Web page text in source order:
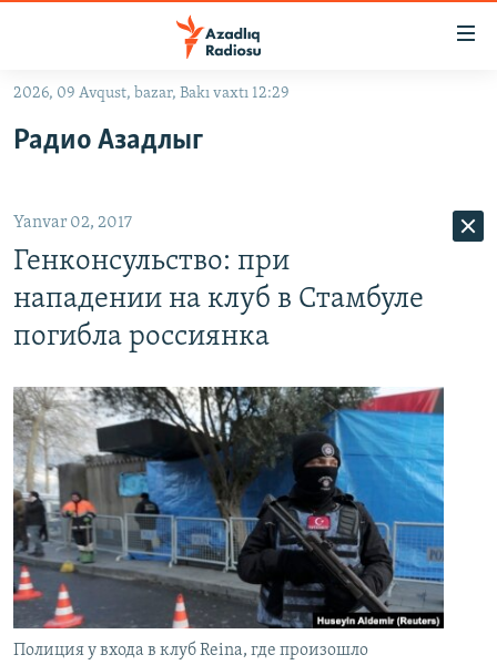
Əsas
qayıt
qayıt
Axtarışa
#İZAHLA
QANUNI DOĞRU
MULTIMEDIA
VIDEO
FOTOQALEREYA
İNFOQRAFIKA
KARIKATURA
RADIO ARXIV
OXU ZALI
AZƏRBAYCAN ƏDƏBIYYATI KITABXANASI
İSLAM VƏ DEMOKRATIYA
İZ - MƏDƏNIYYƏT PROQRAMI
HAQQIMIZDA
MISSIYAMIZ
PEŞƏ ETIKASI VƏ JURNALISTIKA STANDARTLARIMIZ
MATERIALLARIMIZDAN ISTIFADƏ
AZADLIQRADIOSU MOBIL TELEFONUNUZDA
BIZI IZLƏ
RFE/RL-in bütün saytları
2026, 09 Avqust, bazar, Bakı vaxtı 12:29
Радио Азадлыг
Yanvar 02, 2017
Генконсульство: при
нападении на клуб в Стамбуле
погибла россиянка
Полиция у входа в клуб Reina, где произошло